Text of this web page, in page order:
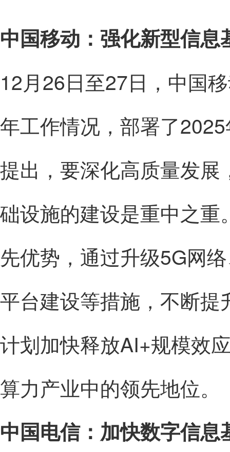
中国移动：强化新型信息
12月26日至27日，中国
年工作情况，部署了
提出，要深化高质量发
础设施的建设是重中之
先优势，通过升级5G网
平台建设等措施，不断
计划加快释放AI+规模效
算力产业中的领先地位。
中国电信：加快数字信息